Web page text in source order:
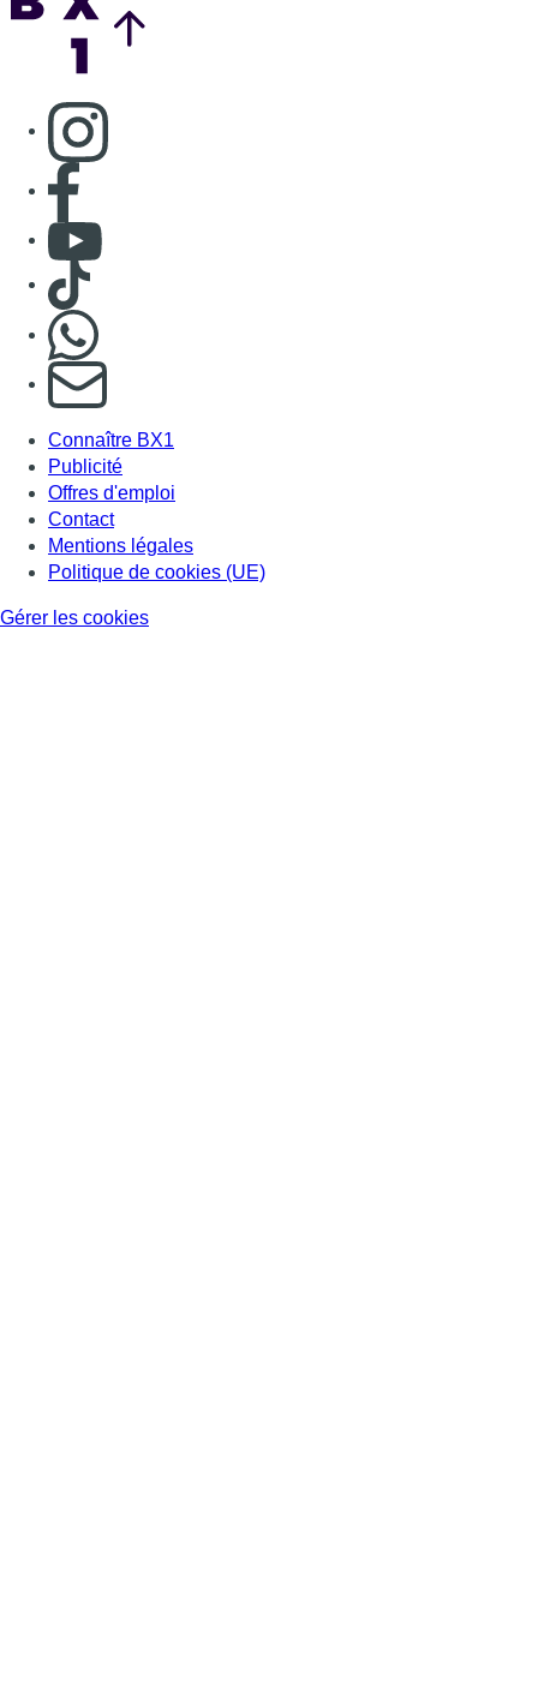
Consulter page Instagram
Consulter page Facebook
Consulter Youtube
Consulter TikTok
S'abonner à notre newsletter
Connaître BX1
Publicité
Offres d'emploi
Contact
Mentions légales
Politique de cookies (UE)
Gérer les cookies